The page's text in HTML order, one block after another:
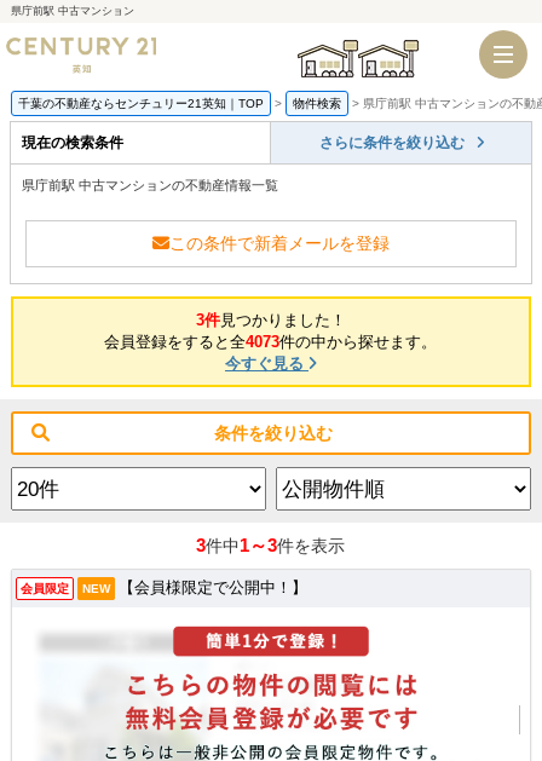
県庁前駅 中古マンション
千葉店 船橋店
千葉の不動産ならセンチュリー21英知｜TOP 物件検索 県庁前駅 中古マンションの不動
現在の検索条件 さらに条件を絞り込む
県庁前駅 中古マンションの不動産情報一覧
この条件で新着メールを登録
3件見つかりました！
会員登録をすると全4073件の中から探せます。
今すぐ見る
条件を絞り込む
3件中1～3件を表示
会員限定 NEW 【会員様限定で公開中！】